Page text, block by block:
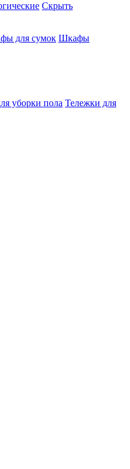
Скрыть
для сумок Шкафы
уборки пола Тележки для